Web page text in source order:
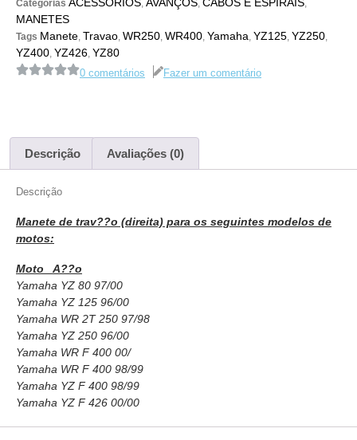
Categorias ACESSÓRIOS, AVANÇOS, CABOS E ESPIRAIS,
MANETES
Tags Manete, Travao, WR250, WR400, Yamaha, YZ125, YZ250,
YZ400, YZ426, YZ80
0 comentários Fazer um comentário
Descrição Avaliações (0)
Descrição
Manete de trav??o (direita) para os seguintes modelos de
motos:
Moto A??o
Yamaha YZ 80 97/00
Yamaha YZ 125 96/00
Yamaha WR 2T 250 97/98
Yamaha YZ 250 96/00
Yamaha WR F 400 00/
Yamaha WR F 400 98/99
Yamaha YZ F 400 98/99
Yamaha YZ F 426 00/00